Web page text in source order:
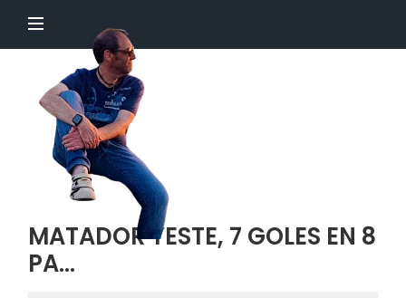
Profesor
MATADOR YESTE, 7 GOLES EN 8
PA…